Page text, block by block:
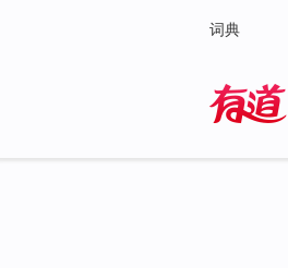
词典